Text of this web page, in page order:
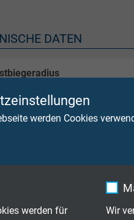
werden Cookies
werden für
Wir
DATEN
der Isolation